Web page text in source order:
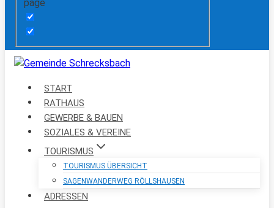
page
START
RATHAUS
GEWERBE & BAUEN
SOZIALES & VEREINE
TOURISMUS
TOURISMUS ÜBERSICHT
SAGENWANDERWEG RÖLLSHAUSEN
ADRESSEN